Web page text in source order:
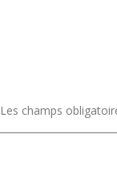
Les champs